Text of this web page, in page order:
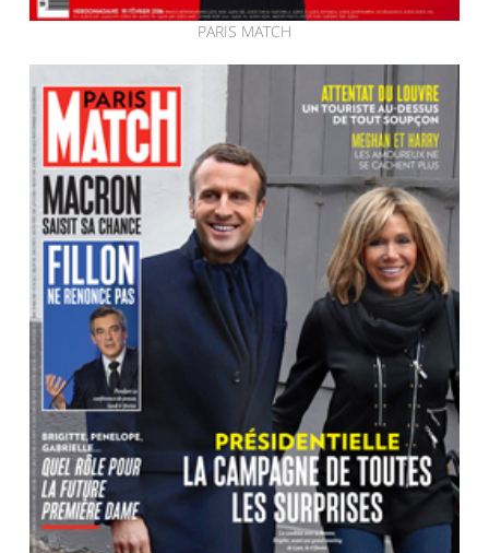
PARIS MATCH